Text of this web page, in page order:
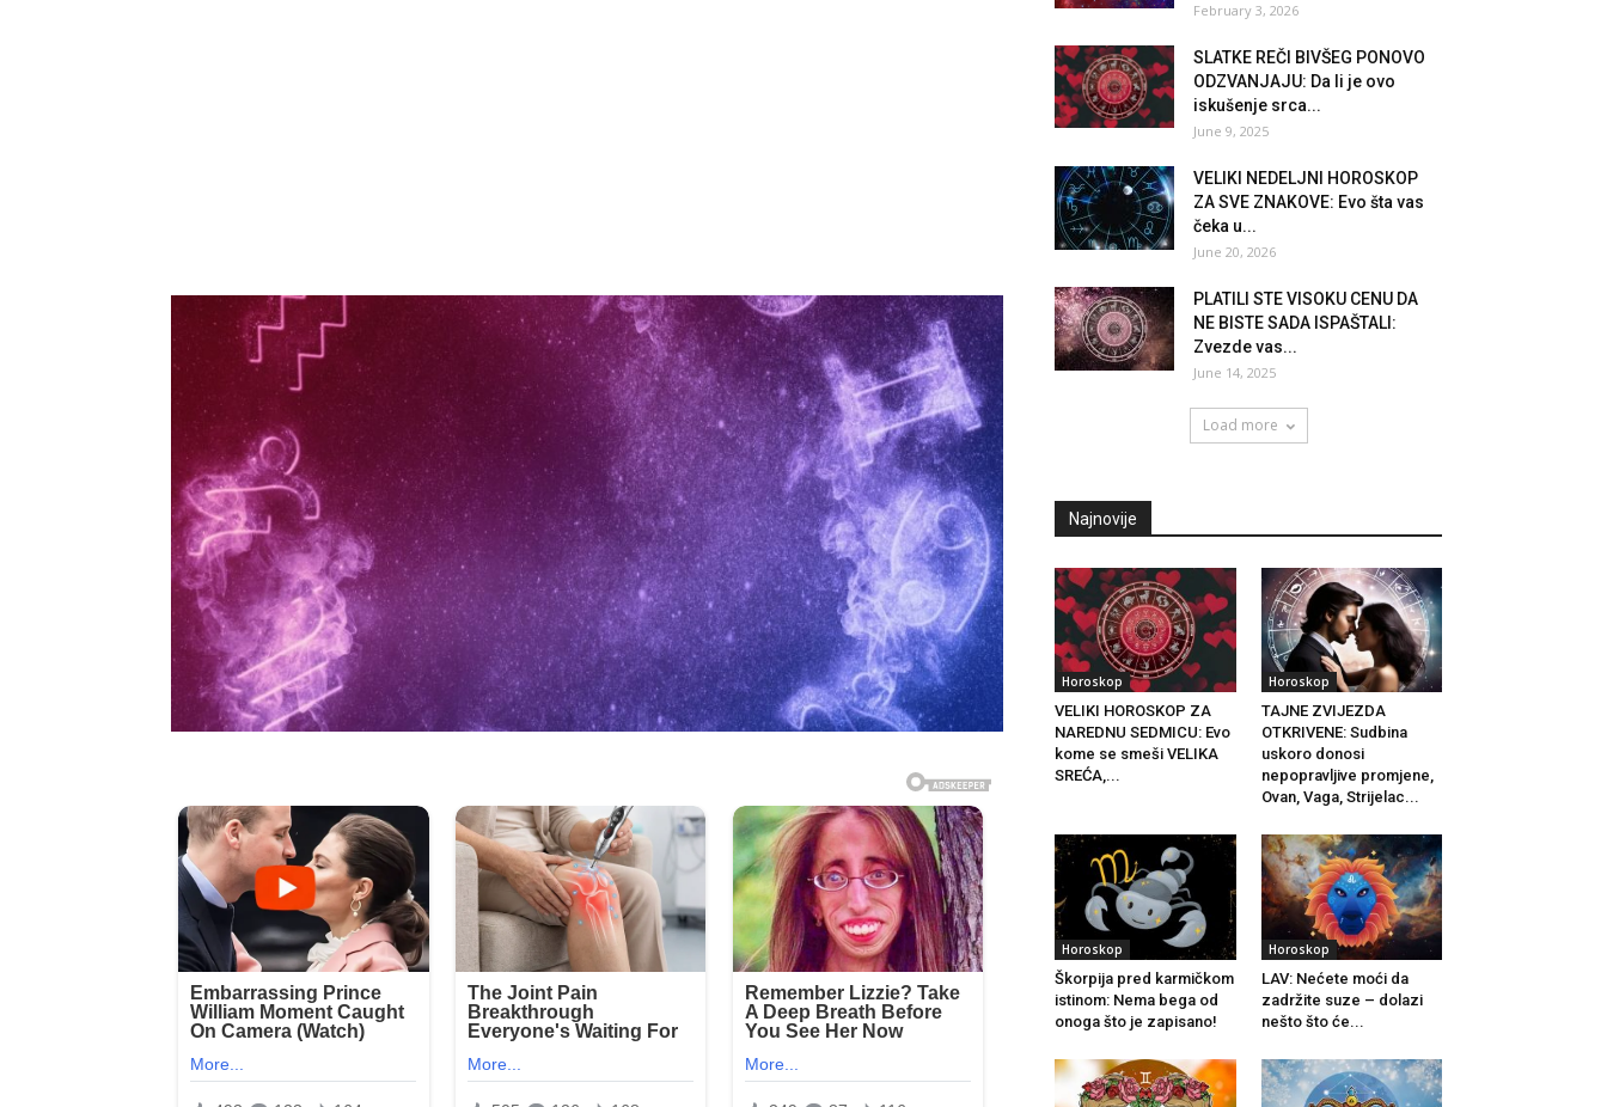
February 3, 2026
SLATKE REČI BIVŠEG PONOVO
ODZVANJAJU: Da li je ovo
iskušenje srca...
June 9, 2025
VELIKI NEDELJNI HOROSKOP
ZA SVE ZNAKOVE: Evo šta vas
čeka u...
June 20, 2026
PLATILI STE VISOKU CENU DA
NE BISTE SADA ISPAŠTALI:
Zvezde vas...
June 14, 2025
Load more
Najnovije
Horoskop
VELIKI HOROSKOP ZA
NAREDNU SEDMICU: Evo
kome se smeši VELIKA
SREĆA,...
Horoskop
TAJNE ZVIJEZDA
OTKRIVENE: Sudbina
uskoro donosi
nepopravljive promjene,
Ovan, Vaga, Strijelac...
Horoskop
Škorpija pred karmičkom
istinom: Nema bega od
onoga što je zapisano!
Horoskop
LAV: Nećete moći da
zadržite suze – dolazi
nešto što će...